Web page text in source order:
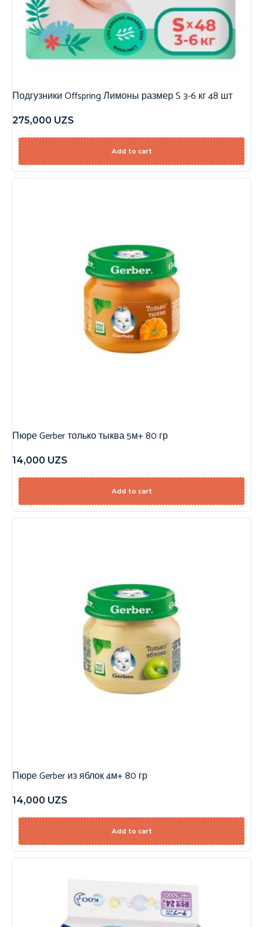
Подгузники Offspring Лимоны размер S 3-6 кг 48 шт
275,000 UZS
Add to cart
Пюре Gerber только тыква 5м+ 80 гр
14,000 UZS
Add to cart
Пюре Gerber из яблок 4м+ 80 гр
14,000 UZS
Add to cart